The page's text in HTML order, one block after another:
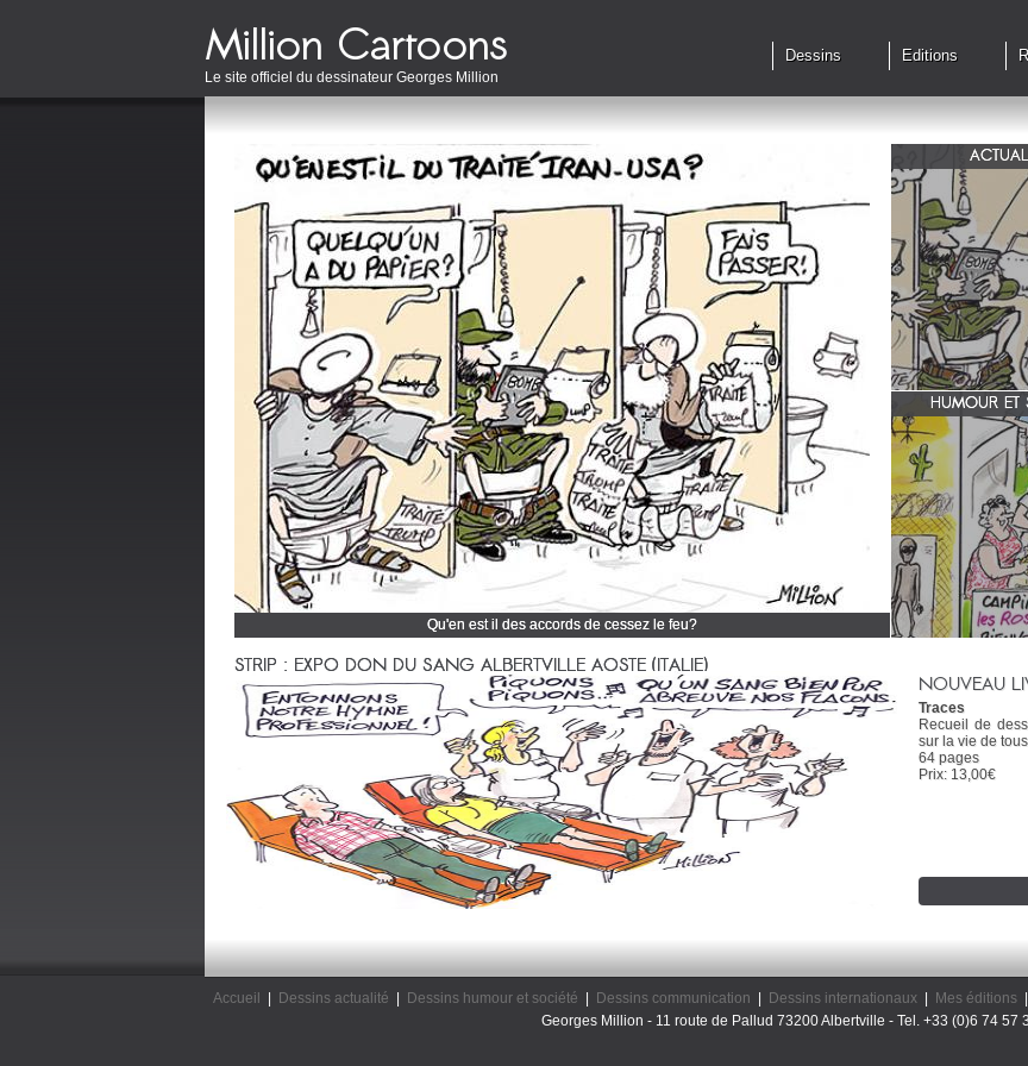
Le site officiel du dessinateur Georges Million
Dessins Editions
Qu'en est il des accords de cessez le feu?
Cliquez et découvrez tous mes dessins d'actualité
Qu'en est il des
le feu?
HUMOUR ET
zone 51
STRIP : EXPO DON DU SANG ALBERTVILLE AOSTE (ITALIE)
NOUVEAU
Traces
Recueil de
sur la vie de
64 pages
Prix: 13,00€
Accueil Dessins actualité Dessins humour et société Dessins communication Dessins internationaux| Mes éditions|
Georges Million - 11 route de Pallud 73200 Albertville - Tel. +33 (0)6 74 57